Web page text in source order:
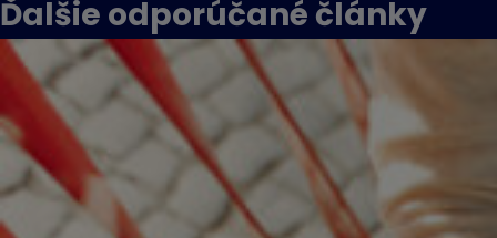
Ďalšie odporúčané články